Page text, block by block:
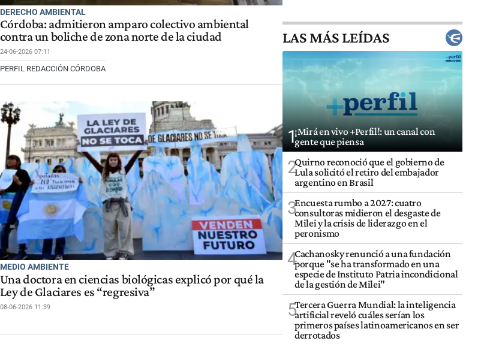
DERECHO AMBIENTAL
Córdoba: admitieron amparo colectivo ambiental
contra un boliche de zona norte de la ciudad
24-06-2026 07:11
PERFIL REDACCIÓN CÓRDOBA
MEDIO AMBIENTE
Una doctora en ciencias biológicas explicó por qué la
Ley de Glaciares es “regresiva”
08-06-2026 11:39
LAS MÁS LEÍDAS
1¡Mirá en vivo +Perfil!: un canal con
gente que piensa
2Quirno reconoció que el gobierno de
Lula solicitó el retiro del embajador
argentino en Brasil
3Encuesta rumbo a 2027: cuatro
consultoras midieron el desgaste de
Milei y la crisis de liderazgo en el
peronismo
4Cachanosky renunció a una fundación
porque "se ha transformado en una
especie de Instituto Patria incondicional
de la gestión de Milei"
5Tercera Guerra Mundial: la inteligencia
artificial reveló cuáles serían los
primeros países latinoamericanos en ser
derrotados